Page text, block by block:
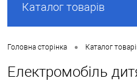
Каталог товарів
Головна сторінка • Каталог
Електромобіль